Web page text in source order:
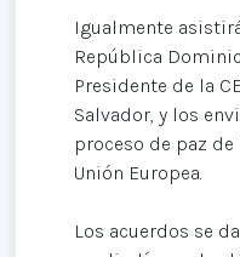
Igualmente
República
Presidente de la
Salvador, y los
proceso de paz
Unión Europea.
Los acuerdos se